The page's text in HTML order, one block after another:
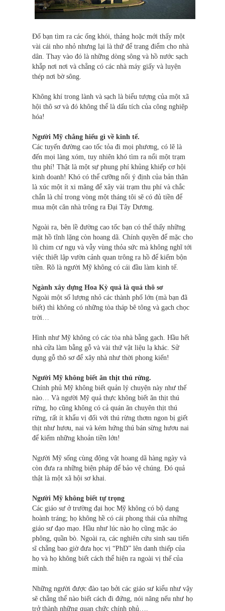
Đố bạn tìm ra các ống khói, thảng hoặc mới thấy một
vài cái nho nhỏ nhưng lại là thứ để trang điểm cho nhà
dân. Thay vào đó là những dòng sông và hồ nước sạch
khắp nơi nơi và chẳng có các nhà máy giấy và luyện
thép nơi bờ sông.
Không khí trong lành và sạch là biểu tượng của một xã
hội thô sơ và đó không thể là dấu tích của công nghiệp
hóa!
Người Mỹ chẳng hiểu gì về kinh tế.
Các tuyến đường cao tốc tỏa đi mọi phương, có lẽ là
đến mọi làng xóm, tuy nhiên khó tìm ra nổi một trạm
thu phí! Thật là một sự phung phí khủng khiếp cơ hội
kinh doanh! Khó có thể cưỡng nổi ý định của bản thân
là xúc một ít xi măng để xây vài trạm thu phí và chắc
chắn là chỉ trong vòng một tháng tôi sẽ có đủ tiền để
mua một căn nhà trông ra Đại Tây Dương.
Ngoài ra, bên lề đường cao tốc bạn có thể thấy những
mặt hồ tĩnh lặng còn hoang dã. Chính quyền để mặc cho
lũ chim cư ngụ và vẫy vùng thỏa sức mà không nghĩ tới
việc thiết lập vườn cảnh quan trông ra hồ để kiếm bộn
tiền. Rõ là người Mỹ không có cái đầu làm kinh tế.
Ngành xây dựng Hoa Kỳ quả là quá thô sơ
Ngoài một số lượng nhỏ các thành phố lớn (mà bạn đã
biết) thì không có những tòa tháp bê tông và gạch chọc
trời…
Hình như Mỹ không có các tòa nhà bằng gạch. Hầu hết
nhà cửa làm bằng gỗ và vài thứ vật liệu lạ khác. Sử
dụng gỗ thô sơ để xây nhà như thời phong kiến!
Người Mỹ không biết ăn thịt thú rừng.
Chính phủ Mỹ không biết quản lý chuyện này như thế
nào… Và người Mỹ quả thực không biết ăn thịt thú
rừng, họ cũng không có cả quán ăn chuyên thịt thú
rừng, rất ít khẩu vị đối với thú rừng thơm ngon bị giết
thịt như hươu, nai và kém hứng thú bán sừng hươu nai
để kiếm những khoản tiền lớn!
Người Mỹ sống cùng động vật hoang dã hàng ngày và
còn đưa ra những biện pháp để bảo vệ chúng. Đó quả
thật là một xã hội sơ khai.
Người Mỹ không biết tự trọng
Các giáo sư ở trường đại học Mỹ không có bộ dạng
hoành tráng; họ không hề có cái phong thái của những
giáo sư đạo mạo. Hầu như lúc nào họ cũng mặc áo
phông, quần bò. Ngoài ra, các nghiên cứu sinh sau tiến
sĩ chẳng bao giờ đưa học vị “PhD” lên danh thiếp của
họ và họ không biết cách thể hiện ra ngoài vị thế của
mình.
Những người được đào tạo bởi các giáo sư kiểu như vậy
sẽ chẳng thể nào biết cách đi đứng, nói năng nếu như họ
trở thành những quan chức chính phủ….